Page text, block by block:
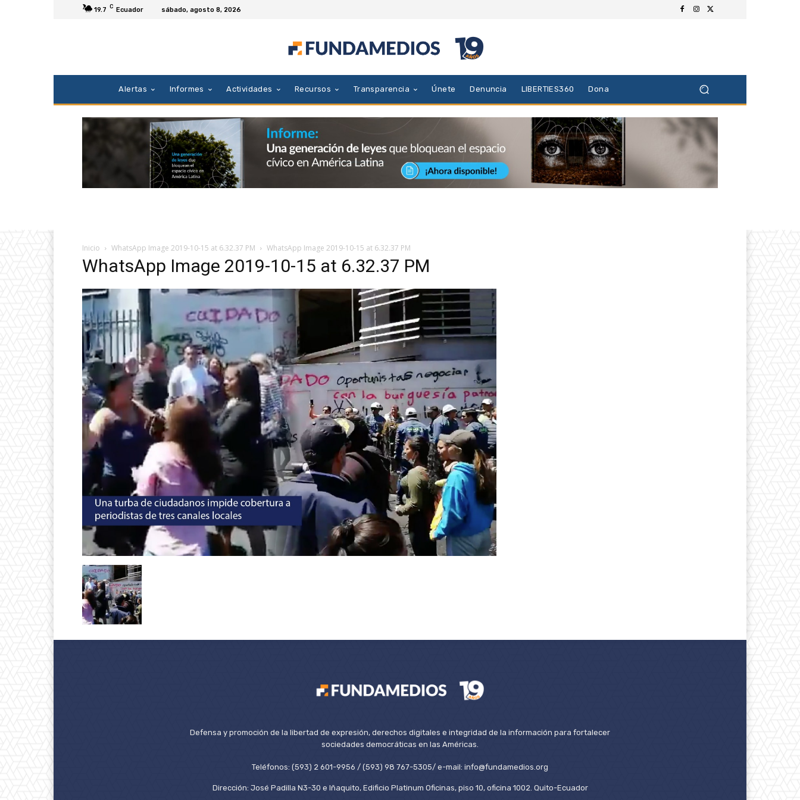
19.7 C Ecuador sábado, agosto 8, 2026
Alertas Informes Actividades Recursos Transparencia Únete Denuncia LIBERTIES360 Dona
Inicio WhatsApp Image 2019-10-15 at 6.32.37 PM WhatsApp Image 2019-10-15 at 6.32.37 PM
WhatsApp Image 2019-10-15 at 6.32.37 PM
Defensa y promoción de la libertad de expresión, derechos digitales e integridad de la información para fortalecer
sociedades democráticas en las Américas.
Teléfonos: (593) 2 601-9956 / (593) 98 767-5305/ e-mail: info@fundamedios.org
Dirección: José Padilla N3-30 e Iñaquito, Edificio Platinum Oficinas, piso 10, oficina 1002. Quito-Ecuador